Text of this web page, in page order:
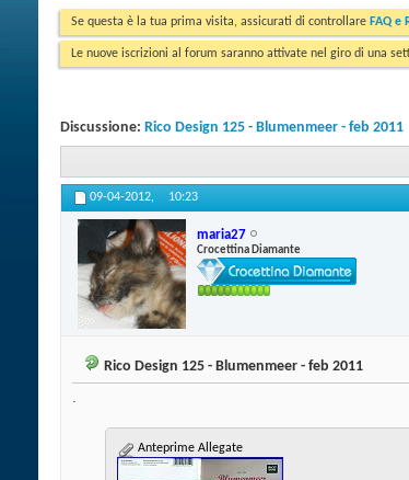
Se questa è la tua prima visita, assicurati di controllare FAQ e
Le nuove iscrizioni al forum saranno attivate nel giro di una
Discussione: Rico Design 125 - Blumenmeer - feb 2011
09-04-2012, 10:23
maria27
Crocettina Diamante
Rico Design 125 - Blumenmeer - feb 2011
.
Anteprime Allegate